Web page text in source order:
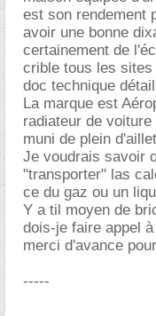
est son rendement
avoir une bonne
certainement de
crible tous les
doc technique
La marque est
radiateur de
muni de plein
Je voudrais savoir
"transporter" las
ce du gaz ou un
Y a til moyen de
dois-je faire appel
merci d'avance
-----